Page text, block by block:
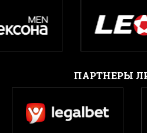
ПАРТНЕРЫ